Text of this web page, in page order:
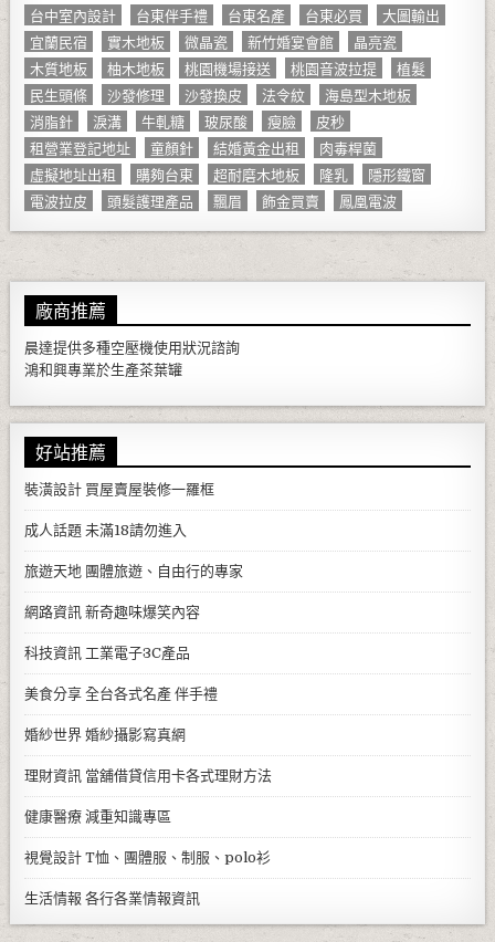
台中室內設計
台東伴手禮 台東名產 台東必買
大圖輸出
宜蘭民宿
實木地板 微晶瓷 新竹婚宴會館
晶亮瓷
木質地板
柚木地板 桃園機場接送 桃園音波拉提
植髮
民生頭條
沙發修理 沙發換皮 法令紋
海島型木地板
消脂針
淚溝 牛軋糖 玻尿酸 瘦臉
皮秒
租營業登記地址
童顏針 結婚黃金出租
肉毒桿菌
虛擬地址出租
購夠台東 超耐磨木地板 隆乳
隱形鐵窗
電波拉皮
頭髮護理產品 飄眉 飾金買賣 鳳凰電波
廠商推薦
晨達提供多種空壓機使用狀況諮詢
鴻和興專業於生產茶葉罐
好站推薦
裝潢設計 買屋賣屋裝修一羅框
成人話題 未滿18請勿進入
旅遊天地 團體旅遊、自由行的專家
網路資訊 新奇趣味爆笑內容
科技資訊 工業電子3C產品
美食分享 全台各式名產 伴手禮
婚紗世界 婚紗攝影寫真網
理財資訊 當舖借貸信用卡各式理財方法
健康醫療 減重知識專區
視覺設計 T恤、團體服、制服、polo衫
生活情報 各行各業情報資訊